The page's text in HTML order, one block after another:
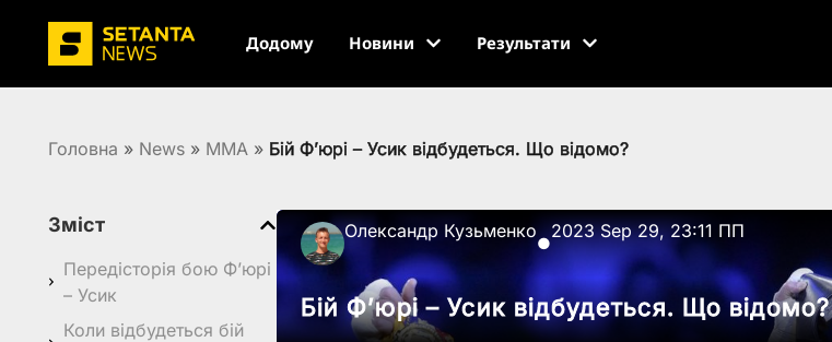
Додому Новини Результати
Головна » News » MMA » Бій Фʼюрі – Усик відбудеться. Що відомо?
Зміст
Передісторія бою Фʼюрі
– Усик
Коли відбудеться бій
Олександр Кузьменко
●
2023 Sep 29, 23:11 ПП
Бій Фʼюрі – Усик відбудеться. Що відомо?